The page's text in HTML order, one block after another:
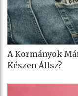
A Kormányok
Készen Állsz?